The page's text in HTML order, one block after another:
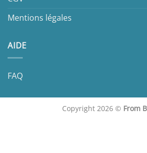
Mentions légales
AIDE
FAQ
Copyright 2026 © From